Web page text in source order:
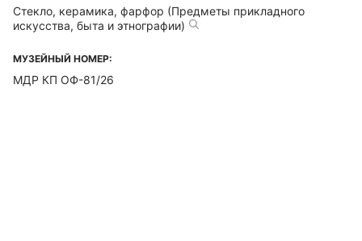
Стекло, керамика, фарфор (Предметы прикладного
искусства, быта и этнографии)
МУЗЕЙНЫЙ НОМЕР:
МДР КП ОФ-81/26